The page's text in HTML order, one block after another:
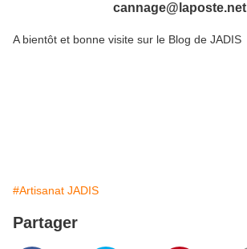
cannage@laposte.net
A bientôt et bonne visite sur le Blog de JADIS
#Artisanat JADIS
Partager